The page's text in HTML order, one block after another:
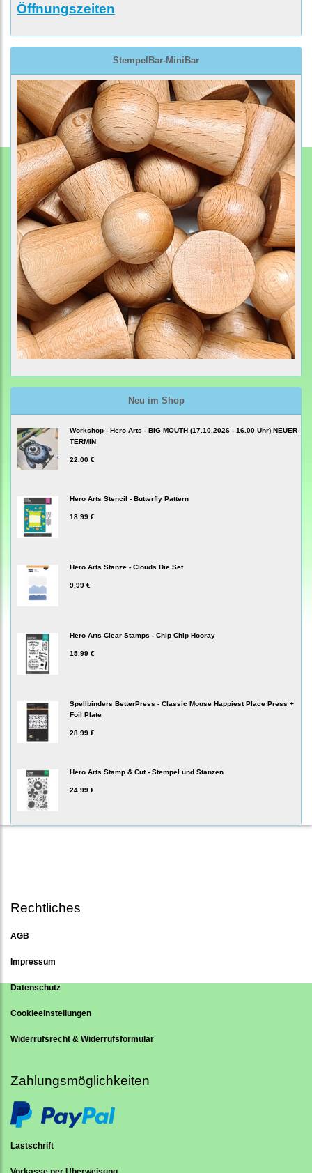
Öffnungszeiten
StempelBar-MiniBar
Neu im Shop
Workshop - Hero Arts - BIG MOUTH (17.10.2026 - 16.00 Uhr) NEUER
TERMIN
22,00 €
Hero Arts Stencil - Butterfly Pattern
18,99 €
Hero Arts Stanze - Clouds Die Set
9,99 €
Hero Arts Clear Stamps - Chip Chip Hooray
15,99 €
Spellbinders BetterPress - Classic Mouse Happiest Place Press +
Foil Plate
28,99 €
Hero Arts Stamp & Cut - Stempel und Stanzen
24,99 €
Rechtliches
AGB
Impressum
Datenschutz
Cookieeinstellungen
Widerrufsrecht & Widerrufsformular
Zahlungsmöglichkeiten
Lastschrift